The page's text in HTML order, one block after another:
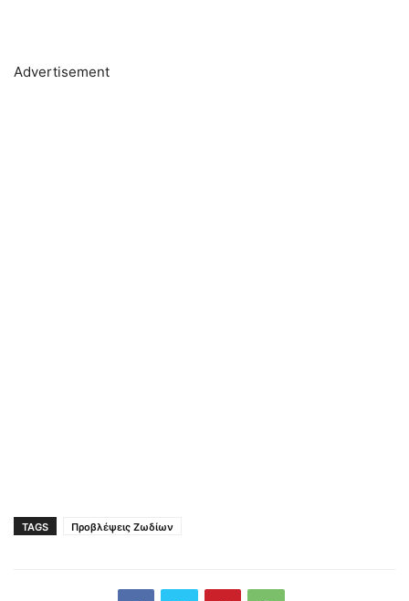
Advertisement
TAGS Προβλέψεις Ζωδίων